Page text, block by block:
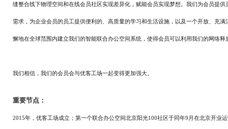
缝整合线下物理空间和在线会员社区实现差异化，赋能会员实现梦想。我们为会员提
需求，为企业会员的员工提供便利的、高质量的学习和生活设施，以及一个开放、充
懈地在全球范围内建立我们的智能联合办公空间系统，使得会员可以利用我们的网络
我们相信，我们的会员会与优客工场一起变得更加强大。
重要节点：
2015年，优客工场成立；第一个联合办公空间北京阳光100社区于同年9月在北京开业